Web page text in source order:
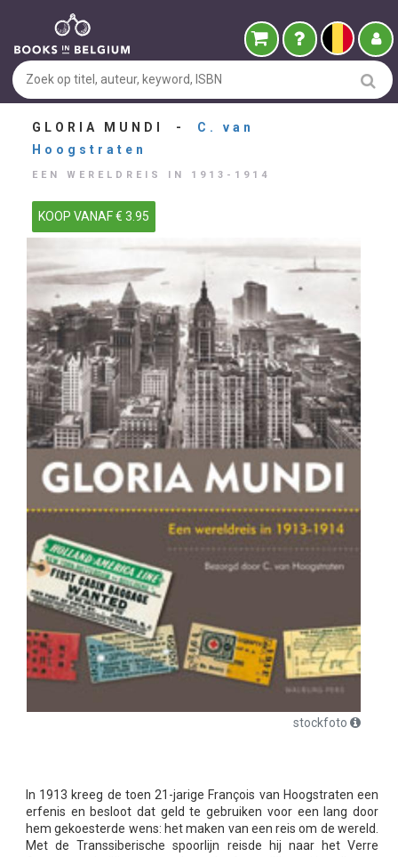
GLORIA MUNDI - C. van
Hoogstraten
EEN WERELDREIS IN 1913-1914
KOOP VANAF € 3.95
stockfoto
In 1913 kreeg de toen 21-jarige François van Hoogstraten een
erfenis en besloot dat geld te gebruiken voor een lang door
hem gekoesterde wens: het maken van een reis om de wereld.
Met de Transsiberische spoorlijn reisde hij naar het Verre